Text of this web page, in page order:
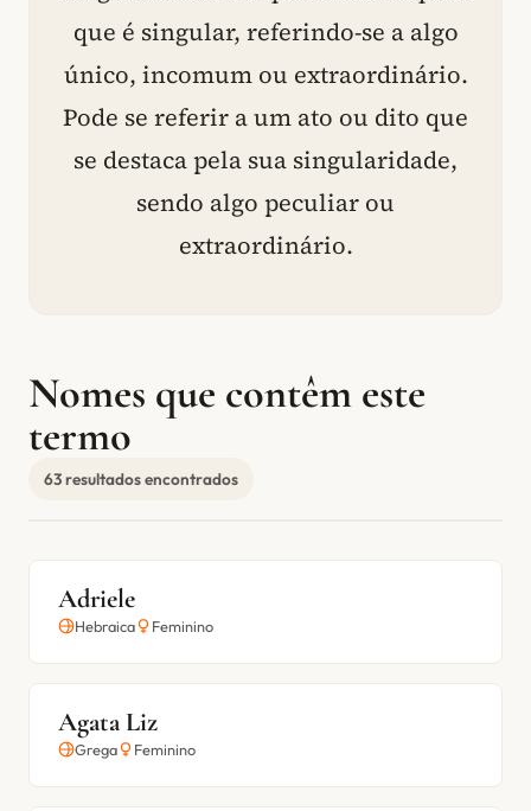
que é singular, referindo-se a algo
único, incomum ou extraordinário.
Pode se referir a um ato ou dito que
se destaca pela sua singularidade,
sendo algo peculiar ou
extraordinário.
Nomes que contêm este
termo
63 resultados encontrados
Adriele
Hebraica Feminino
Agata Liz
Grega Feminino